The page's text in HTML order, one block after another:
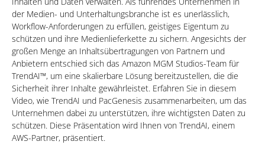
der Medien- und Unterhaltungsbranche ist es unerlässlich,
Workflow-Anforderungen zu erfüllen, geistiges Eigentum zu
schützen und ihre Medienlieferkette zu sichern. Angesichts der
großen Menge an Inhaltsübertragungen von Partnern und
Anbietern entschied sich das Amazon MGM Studios-Team für
TrendAI™, um eine skalierbare Lösung bereitzustellen, die die
Sicherheit ihrer Inhalte gewährleistet. Erfahren Sie in diesem
Video, wie TrendAI und PacGenesis zusammenarbeiten, um das
Unternehmen dabei zu unterstützen, ihre wichtigsten Daten zu
schützen. Diese Präsentation wird Ihnen von TrendAI, einem
AWS-Partner, präsentiert.